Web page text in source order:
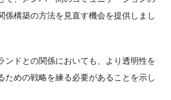
係構築の方法を見直す機会を提供しまし
ンドとの関係においても、より透明性を
ための戦略を練る必要があることを示し